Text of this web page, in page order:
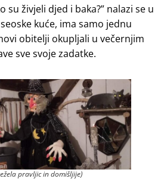
su živjeli djed i baka?” nalazi se u
kuće, ima samo jednu
obitelji okupljali u večernjim
sve svoje zadatke.
pravljic in domišljije)